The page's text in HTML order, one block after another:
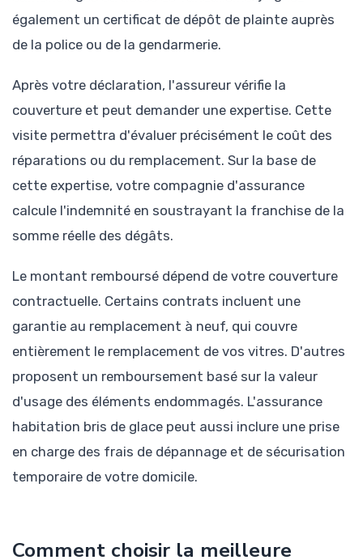
également un certificat de dépôt de plainte auprès
de la police ou de la gendarmerie.
Après votre déclaration, l'assureur vérifie la
couverture et peut demander une expertise. Cette
visite permettra d'évaluer précisément le coût des
réparations ou du remplacement. Sur la base de
cette expertise, votre compagnie d'assurance
calcule l'indemnité en soustrayant la franchise de la
somme réelle des dégâts.
Le montant remboursé dépend de votre couverture
contractuelle. Certains contrats incluent une
garantie au remplacement à neuf, qui couvre
entièrement le remplacement de vos vitres. D'autres
proposent un remboursement basé sur la valeur
d'usage des éléments endommagés. L'assurance
habitation bris de glace peut aussi inclure une prise
en charge des frais de dépannage et de sécurisation
temporaire de votre domicile.
Comment choisir la meilleure